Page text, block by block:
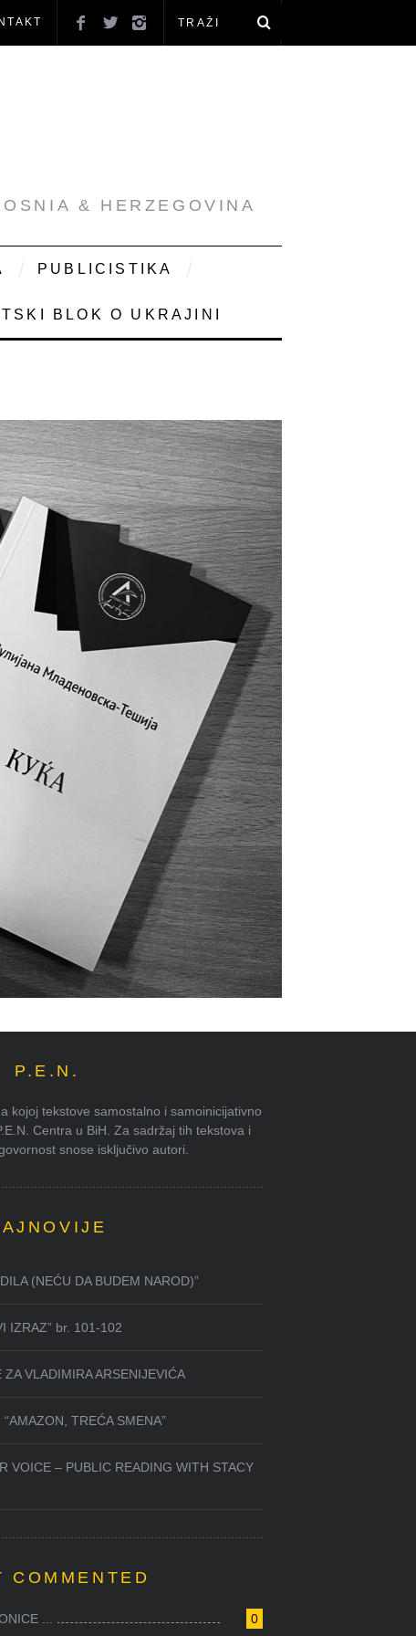
& HERZEGOVINA
PUBLICISTIKA
BLOK O UKRAJINI
P.E.N.
kojoj tekstove samostalno i samoinicijativno
Centra u BiH. Za sadržaj tih tekstova i
snose isključivo autori.
(NEĆU DA BUDEM NAROD)”
IZRAZ” br. 101-102
ZA VLADIMIRA ARSENIJEVIĆA
TREĆA SMENA”
VOICE – PUBLIC READING WITH STACY
COMMENTED
0
...